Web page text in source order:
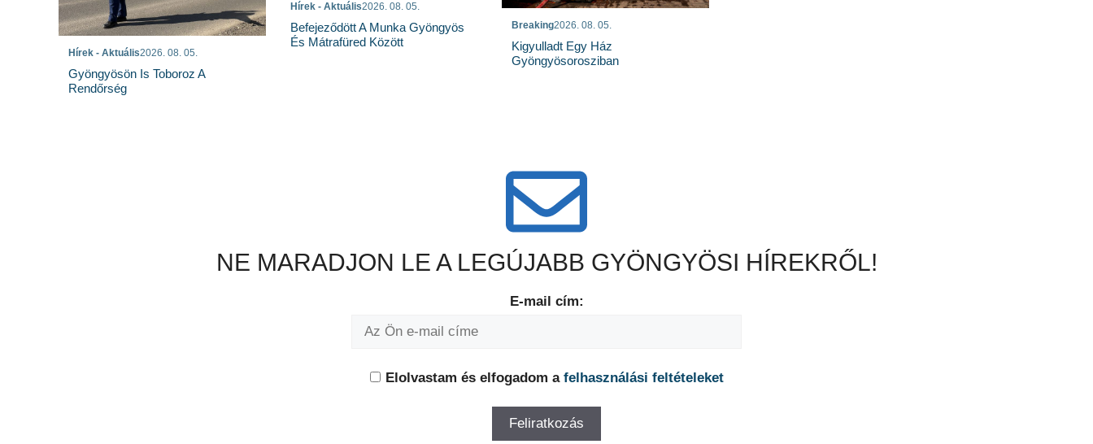
Hírek - Aktuális2026. 08. 05.
Gyöngyösön Is Toboroz A
Rendőrség
Hírek - Aktuális2026. 08. 05.
Befejeződött A Munka Gyöngyös
És Mátrafüred Között
Breaking2026. 08. 05.
Kigyulladt Egy Ház
Gyöngyösorosziban
NE MARADJON LE A LEGÚJABB GYÖNGYÖSI HÍREKRŐL!
E-mail cím:
Elolvastam és elfogadom a felhasználási feltételeket